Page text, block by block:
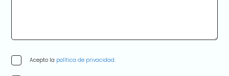
Acepto la política de privacidad.